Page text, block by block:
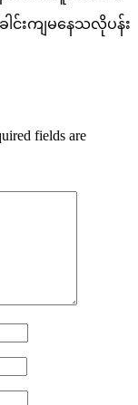
င်းကျမနေသလိုပန်း
fields are